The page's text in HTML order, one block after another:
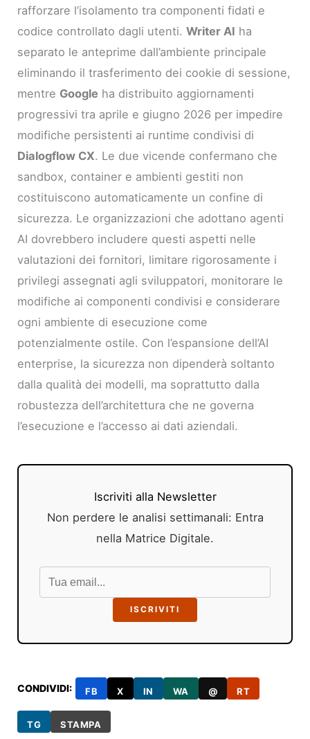
rafforzare l’isolamento tra componenti fidati e
codice controllato dagli utenti.Writer AI ha
separato le anteprime dall’ambiente principale
eliminando il trasferimento dei cookie di sessione,
mentre Google ha distribuito aggiornamenti
progressivi tra aprile e giugno 2026 per impedire
modifiche persistenti ai runtime condivisi di
Dialogflow CX. Le due vicende confermano che
sandbox, container e ambienti gestiti non
costituiscono automaticamente un confine di
sicurezza. Le organizzazioni che adottano agenti
AI dovrebbero includere questi aspetti nelle
valutazioni dei fornitori, limitare rigorosamente i
privilegi assegnati agli sviluppatori, monitorare le
modifiche ai componenti condivisi e considerare
ogni ambiente di esecuzione come
potenzialmente ostile. Con l’espansione dell’AI
enterprise, la sicurezza non dipenderà soltanto
dalla qualità dei modelli, ma soprattutto dalla
robustezza dell’architettura che ne governa
l’esecuzione e l’accesso ai dati aziendali.
Iscriviti alla Newsletter
Non perdere le analisi settimanali: Entra
nella Matrice Digitale.
ISCRIVITI
CONDIVIDI: FB X IN WA @ RT
TG STAMPA